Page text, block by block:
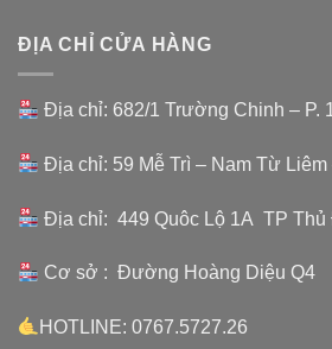
ĐỊA CHỈ CỬA HÀNG
Địa chỉ: 682/1 Trường Chinh – P.
Địa chỉ: 59 Mễ Trì – Nam Từ Liêm
Địa chỉ: 449 Quôc Lộ 1A TP Thủ
Cơ sở : Đường Hoàng Diệu Q4
HOTLINE: 0767.5727.26